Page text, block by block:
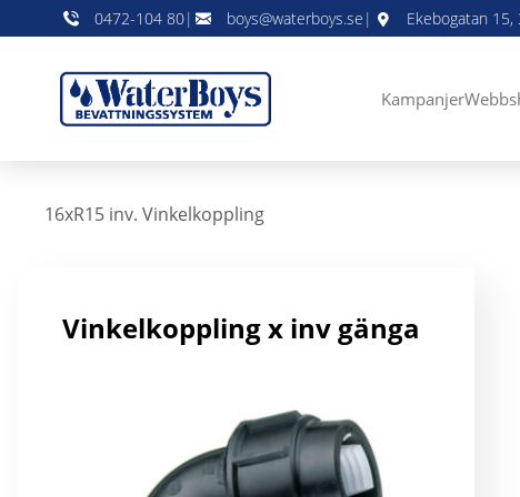
0472-104 80| boys@waterboys.se | Ekebogatan
Kampanjer
16xR15 inv. Vinkelkoppling
Vinkelkoppling x inv gänga